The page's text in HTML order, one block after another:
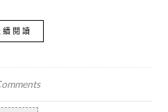
續閱讀